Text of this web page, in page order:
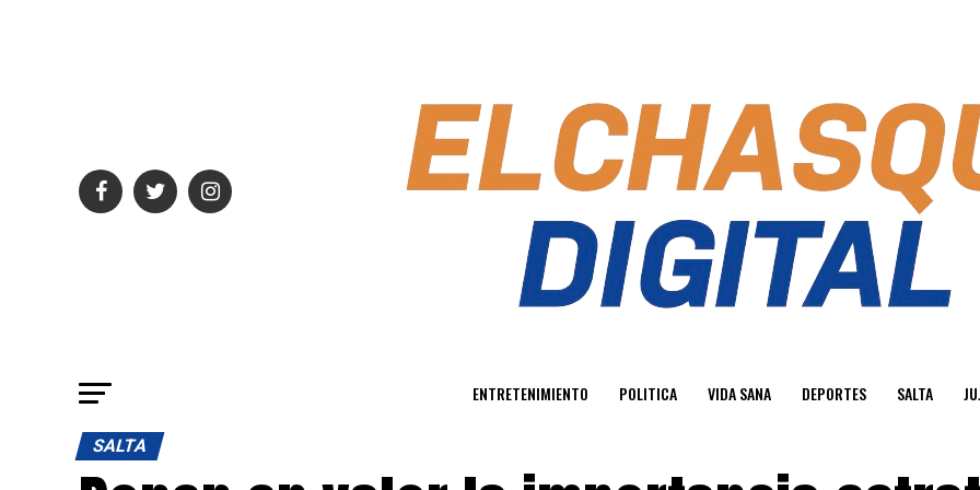
ENTRETENIMIENTO POLITICA VIDA SANA DEPORTES SALTA
SALTA